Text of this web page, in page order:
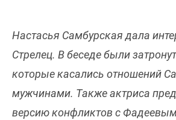
Настасья Самбурская дала
Стрелец. В беседе были
которые касались отношений
мужчинами. Также актриса
версию конфликтов с